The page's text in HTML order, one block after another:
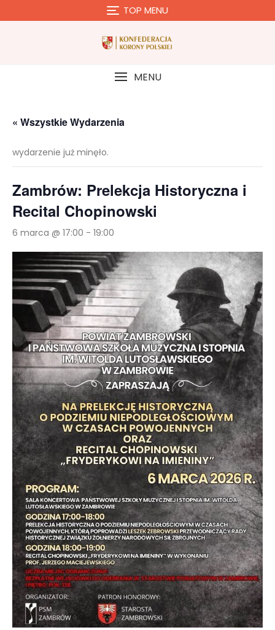
to
TOP MENU
MENU
« Wszystkie Wydarzenia
wydarzenie już minęło.
Zambrów: Prelekcja Historyczna i
Recital Chopinowski
6 marca @ 17:00 - 19:00